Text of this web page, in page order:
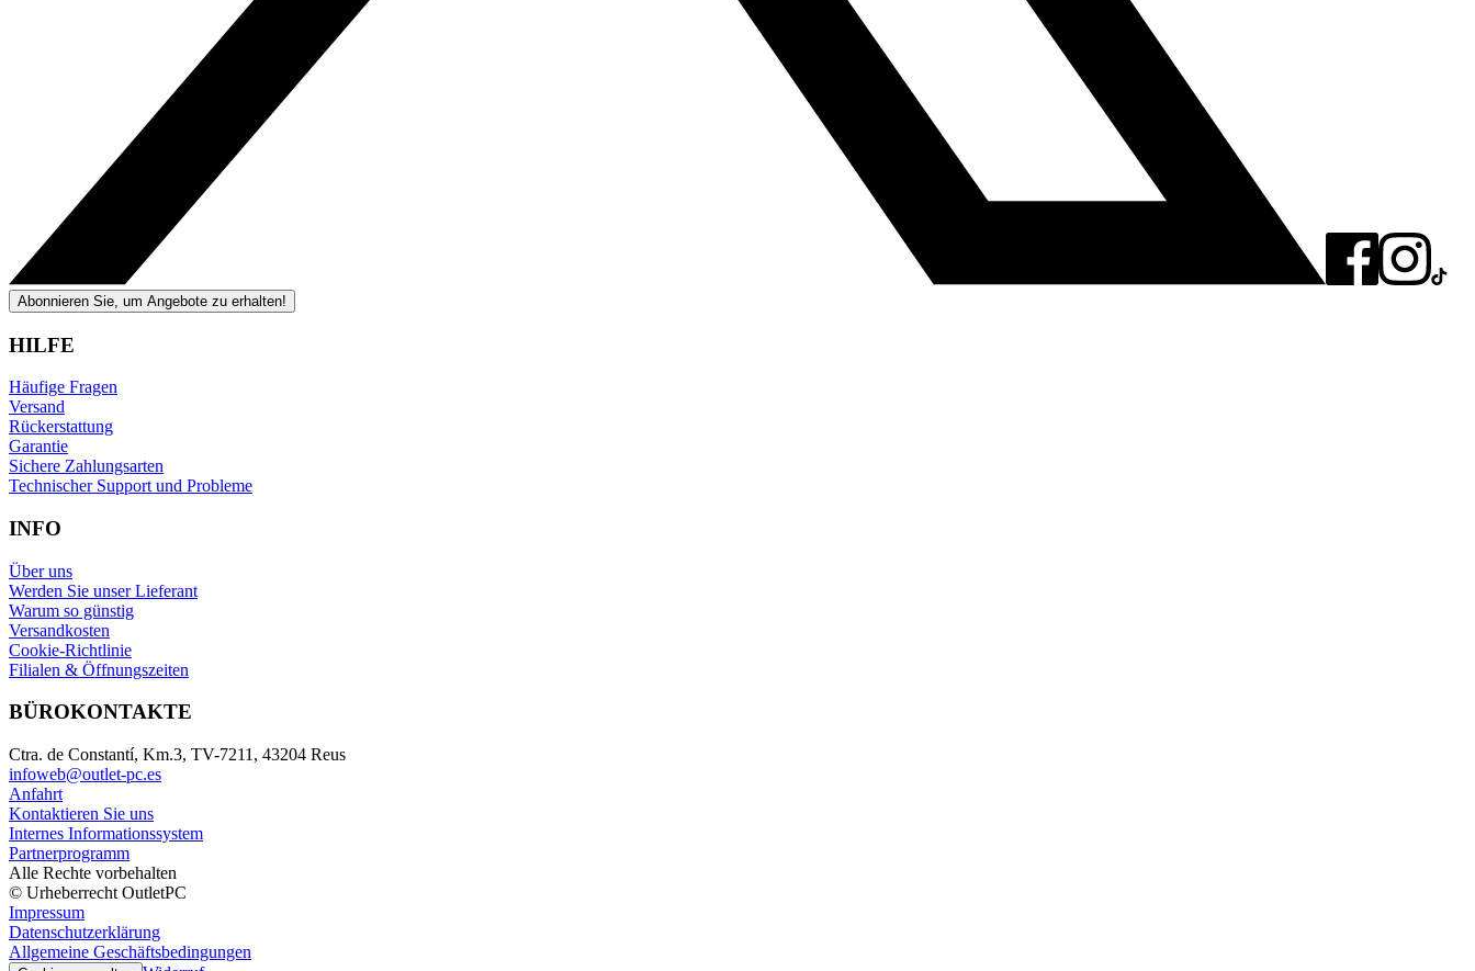
Abonnieren Sie, um Angebote zu erhalten!
HILFE
Häufige Fragen
Versand
Rückerstattung
Garantie
Sichere Zahlungsarten
Technischer Support und Probleme
INFO
Über uns
Werden Sie unser Lieferant
Warum so günstig
Versandkosten
Cookie-Richtlinie
Filialen & Öffnungszeiten
BÜROKONTAKTE
Ctra. de Constantí, Km.3, TV-7211, 43204 Reus
infoweb@outlet-pc.es
Anfahrt
Kontaktieren Sie uns
Internes Informationssystem
Partnerprogramm
Alle Rechte vorbehalten
© Urheberrecht OutletPC
Impressum
Datenschutzerklärung
Allgemeine Geschäftsbedingungen